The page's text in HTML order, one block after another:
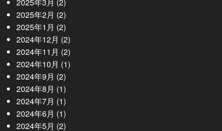
2025年2月 (2)
2025年1月 (2)
2024年12月 (2)
2024年11月 (2)
2024年10月 (1)
2024年9月 (2)
2024年8月 (1)
2024年7月 (1)
2024年6月 (1)
2024年5月 (2)